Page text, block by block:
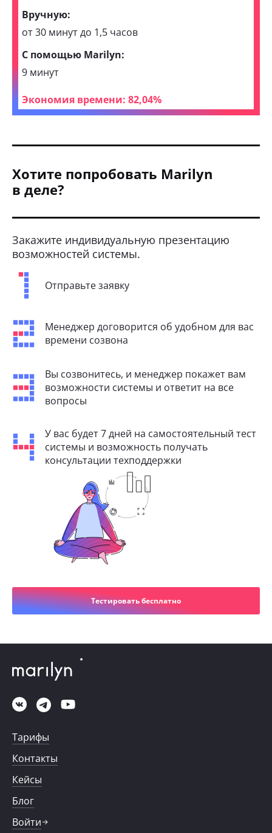
Вручную:
от 30 минут до 1,5 часов
С помощью Marilyn:
9 минут
Экономия времени: 82,04%
Хотите попробовать Marilyn
в деле?
Закажите индивидуальную презентацию
возможностей системы.
Отправьте заявку
Менеджер договорится об удобном для вас
времени созвона
Вы созвонитесь, и менеджер покажет вам
возможности системы и ответит на все
вопросы
У вас будет 7 дней на самостоятельный тест
системы и возможность получать
консультации техподдержки
Тестировать бесплатно
Тарифы
Контакты
Кейсы
Блог
Войти